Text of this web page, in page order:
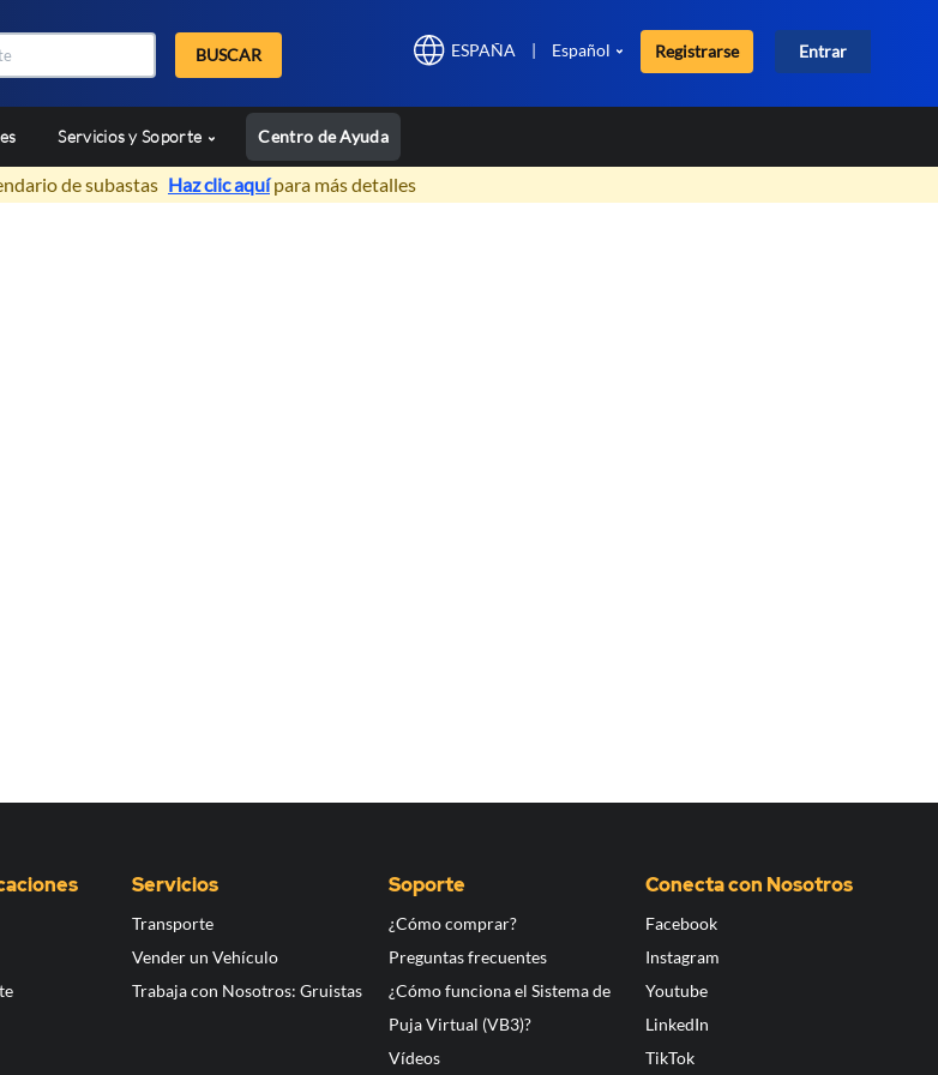
BUSCAR ESPAÑA | Español Registrarse Entrar
Servicios y Soporte Centro de Ayuda
de subastas Haz clic aquípara más detalles
Servicios
Transporte
Vender un Vehículo
Trabaja con Nosotros: Gruistas
Soporte
¿Cómo comprar?
Preguntas frecuentes
¿Cómo funciona el Sistema de
Puja Virtual (VB3)?
Vídeos
Conecta con Nosotros
Facebook
Instagram
Youtube
LinkedIn
TikTok